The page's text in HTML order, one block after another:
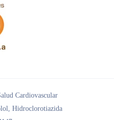
Cardiovascular
,Hidroclorotiazida